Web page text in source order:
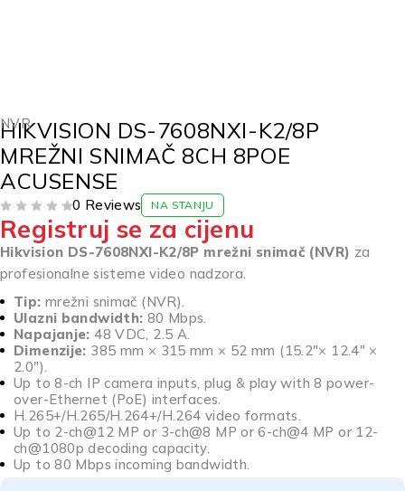
NVR
HIKVISION DS-7608NXI-K2/8P
MREŽNI SNIMAČ 8CH 8POE
ACUSENSE
0 Reviews NA STANJU
Registruj se za cijenu
Hikvision DS-7608NXI-K2/8P mrežni snimač (NVR) za
profesionalne sisteme video nadzora.
Tip: mrežni snimač (NVR).
Ulazni bandwidth: 80 Mbps.
Napajanje: 48 VDC, 2.5 A.
Dimenzije: 385 mm × 315 mm × 52 mm (15.2″× 12.4″ ×
2.0″).
Up to 8-ch IP camera inputs, plug & play with 8 power-
over-Ethernet (PoE) interfaces.
H.265+/H.265/H.264+/H.264 video formats.
Up to 2-ch@12 MP or 3-ch@8 MP or 6-ch@4 MP or 12-
ch@1080p decoding capacity.
Up to 80 Mbps incoming bandwidth.